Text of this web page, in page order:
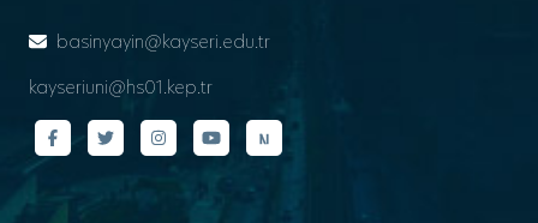
basinyayin@kayseri.edu.tr
kayseriuni@hs01.kep.tr